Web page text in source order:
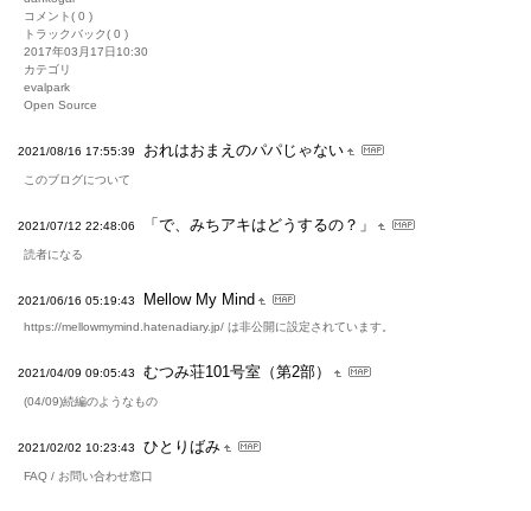
コメント( 0 )
トラックバック( 0 )
2017年03月17日10:30
カテゴリ
evalpark
Open Source
2021/08/16 17:55:39 おれはおまえのパパじゃない
このブログについて
2021/07/12 22:48:06 「で、みちアキはどうするの？」
読者になる
2021/06/16 05:19:43 Mellow My Mind
https://mellowmymind.hatenadiary.jp/ は非公開に設定されています。
2021/04/09 09:05:43 むつみ荘101号室（第2部）
(04/09)続編のようなもの
2021/02/02 10:23:43 ひとりばみ
FAQ / お問い合わせ窓口